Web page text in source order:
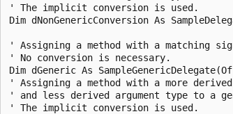
' The implicit conversion is used.
Dim dNonGenericConversion As
' Assigning a method with a matching
' No conversion is necessary.
Dim dGeneric As
' Assigning a method with a more
' and less derived argument type to a
' The implicit conversion is used.